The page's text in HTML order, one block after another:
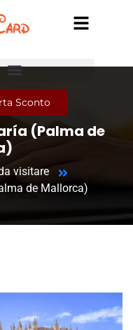
Sconto
(Palma de
visitare
de Mallorca)